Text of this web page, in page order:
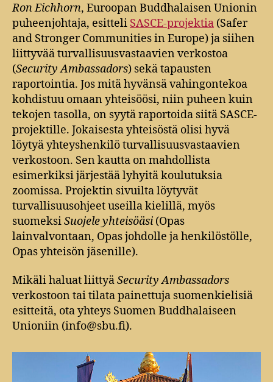
Ron Eichhorn, Euroopan Buddhalaisen Unionin
puheenjohtaja, esitteli SASCE-projektia (Safer
and Stronger Communities in Europe) ja siihen
liittyvää turvallisuusvastaavien verkostoa
(Security Ambassadors) sekä tapausten
raportointia. Jos mitä hyvänsä vahingontekoa
kohdistuu omaan yhteisöösi, niin puheen kuin
tekojen tasolla, on syytä raportoida siitä SASCE-
projektille. Jokaisesta yhteisöstä olisi hyvä
löytyä yhteyshenkilö turvallisuusvastaavien
verkostoon. Sen kautta on mahdollista
esimerkiksi järjestää lyhyitä koulutuksia
zoomissa. Projektin sivuilta löytyvät
turvallisuusohjeet useilla kielillä, myös
suomeksiSuojele yhteisöäsi (Opas
lainvalvontaan, Opas johdolle ja henkilöstölle,
Opas yhteisön jäsenille).
Mikäli haluat liittyäSecurity Ambassadors
verkostoon tai tilata painettuja suomenkielisiä
esitteitä, ota yhteys Suomen Buddhalaiseen
Unioniin (info@sbu.fi).